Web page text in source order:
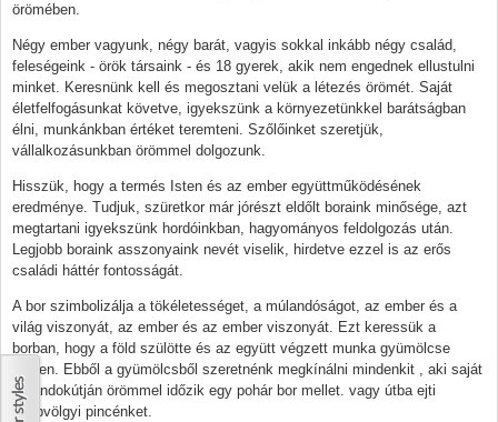
örömében.
Négy ember vagyunk, négy barát, vagyis sokkal inkább négy család,
feleségeink - örök társaink - és 18 gyerek, akik nem engednek ellustulni
minket. Keresnünk kell és megosztani velük a létezés örömét. Saját
életfelfogásunkat követve, igyekszünk a környezetünkkel barátságban
élni, munkánkban értéket teremteni. Szőlőinket szeretjük,
vállalkozásunkban örömmel dolgozunk.
Hisszük, hogy a termés Isten és az ember együttműködésének
eredménye. Tudjuk, szüretkor már jórészt eldőlt boraink minősége, azt
megtartani igyekszünk hordóinkban, hagyományos feldolgozás után.
Legjobb boraink asszonyaink nevét viselik, hirdetve ezzel is az erős
családi háttér fontosságát.
A bor szimbolizálja a tökéletességet, a múlandóságot, az ember és a
világ viszonyát, az ember és az ember viszonyát. Ezt keressük a
borban, hogy a föld szülötte és az együtt végzett munka gyümölcse
legyen. Ebből a gyümölcsből szeretnénk megkínálni mindenkit , aki saját
zarándokútján örömmel időzik egy pohár bor mellet. vagy útba ejti
szépvölgyi pincénket.